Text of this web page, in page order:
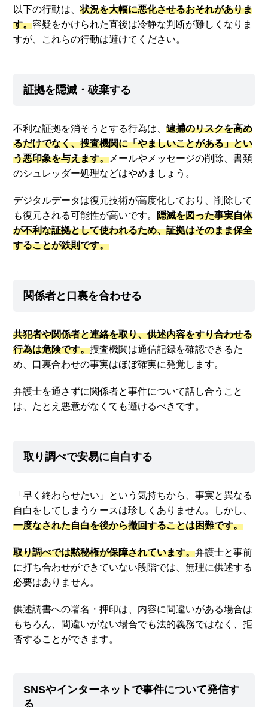
以下の行動は、状況を大幅に悪化させるおそれがありま
す。容疑をかけられた直後は冷静な判断が難しくなりま
すが、これらの行動は避けてください。
証拠を隠滅・破棄する
不利な証拠を消そうとする行為は、逮捕のリスクを高め
るだけでなく、捜査機関に「やましいことがある」とい
う悪印象を与えます。 メールやメッセージの削除、書類
のシュレッダー処理などはやめましょう。
デジタルデータは復元技術が高度化しており、削除して
も復元される可能性が高いです。隠滅を図った事実自体
が不利な証拠として使われるため、証拠はそのまま保全
することが鉄則です。
関係者と口裏を合わせる
共犯者や関係者と連絡を取り、供述内容をすり合わせる
行為は危険です。捜査機関は通信記録を確認できるた
め、口裏合わせの事実はほぼ確実に発覚します。
弁護士を通さずに関係者と事件について話し合うこと
は、たとえ悪意がなくても避けるべきです。
取り調べで安易に自白する
「早く終わらせたい」という気持ちから、事実と異なる
自白をしてしまうケースは珍しくありません。しかし、
一度なされた自白を後から撤回することは困難です。
取り調べでは黙秘権が保障されています。弁護士と事前
に打ち合わせができていない段階では、無理に供述する
必要はありません。
供述調書への署名・押印は、内容に間違いがある場合は
もちろん、間違いがない場合でも法的義務ではなく、拒
否することができます。
SNSやインターネットで事件について発信す
る